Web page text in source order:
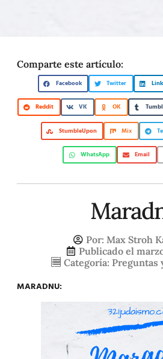
Comparte este artículo:
Facebook Twitter
Reddit VK OK
StumbleUpon Mix
WhatsApp Email
Por: Max Stroh
Publicado el
Categoría: Preguntas
MARADNU: